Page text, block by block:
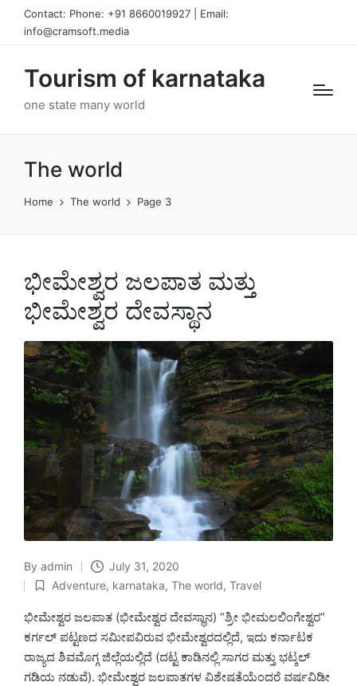
Contact: Phone: +91 8660019927 | Email:
info@cramsoft.media
Tourism of karnataka
one state many world
The world
Home The world Page 3
ಭೀಮೇಶ್ವರ ಜಲಪಾತ ಮತ್ತು
ಭೀಮೇಶ್ವರ ದೇವಸ್ಥಾನ
Posted
by
By admin July 31, 2020
Posted
in
Adventure, karnataka, The world, Travel
ಭೀಮೇಶ್ವರ ಜಲಪಾತ (ಭೀಮೇಶ್ವರ ದೇವಸ್ಥಾನ) “ಶ್ರೀ ಭೀಮಲಲಿಂಗೇಶ್ವರ”
ಕರ್ಗಲ್ ಪಟ್ಟಣದ ಸಮೀಪವಿರುವ ಭೀಮೇಶ್ವರದಲ್ಲಿದೆ, ಇದು ಕರ್ನಾಟಕ
ರಾಜ್ಯದ ಶಿವಮೊಗ್ಗ ಜಿಲ್ಲೆಯಲ್ಲಿದೆ (ದಟ್ಟ ಕಾಡಿನಲ್ಲಿ ಸಾಗರ ಮತ್ತು ಭಟ್ಕಲ್
ಗಡಿಯ ನಡುವೆ). ಭೀಮೇಶ್ವರ ಜಲಪಾತಗಳ ವಿಶೇಷತೆಯೆಂದರೆ ವರ್ಷವಿಡೀ